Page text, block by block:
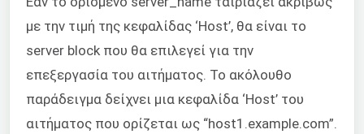
με την τιμή της κεφαλίδας ‘Host’, θα είναι το
server block που θα επιλεγεί για την
επεξεργασία του αιτήματος. Το ακόλουθο
παράδειγμα δείχνει μια κεφαλίδα ‘Host’ του
αιτήματος που ορίζεται ως “host1.example.com”.